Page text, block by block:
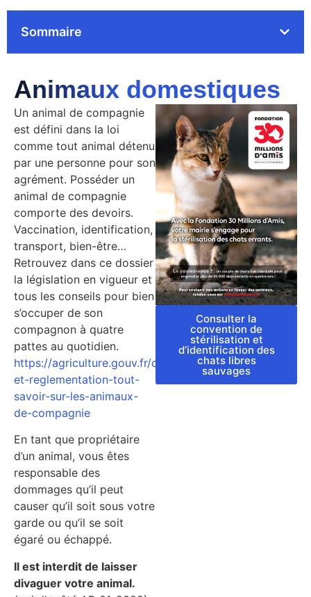
Sommaire
Animaux domestiques
Un animal de compagnie
est défini dans la loi
comme tout animal détenu
par une personne pour son
agrément. Posséder un
animal de compagnie
comporte des devoirs.
Vaccination, identification,
transport, bien-être…
Retrouvez dans ce dossier
la législation en vigueur et
tous les conseils pour bien
s’occuper de son
compagnon à quatre
pattes au quotidien.
https://agriculture.gouv.fr/conseils-
et-reglementation-tout-
savoir-sur-les-animaux-
de-compagnie
En tant que propriétaire
d’un animal, vous êtes
responsable des
dommages qu’il peut
causer qu’il soit sous votre
garde ou qu’il se soit
égaré ou échappé.
Il est interdit de laisser
divaguer votre animal.
Consulter la
convention de
stérilisation et
d’identification des
chats libres
sauvages